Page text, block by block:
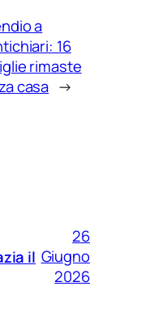
a
16
rimaste
casa →
il
26
Giugno
2026